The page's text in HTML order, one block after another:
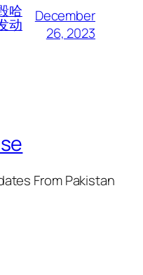
哈
动
December
26, 2023
From Pakistan